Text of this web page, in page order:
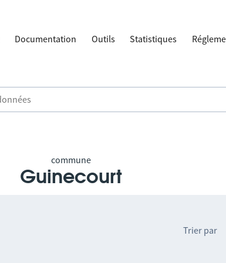
Documentation Outils Statistiques
commune
Guinecourt
Trier par